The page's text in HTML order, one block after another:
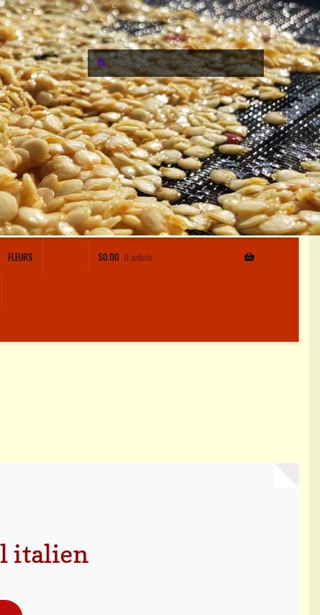
Recherche
pour :
Recherche
FLEURS $0.00 0 article
italien